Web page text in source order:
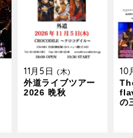
11月5日 (木)
外道ライブツアー
2026 晩秋
10
の